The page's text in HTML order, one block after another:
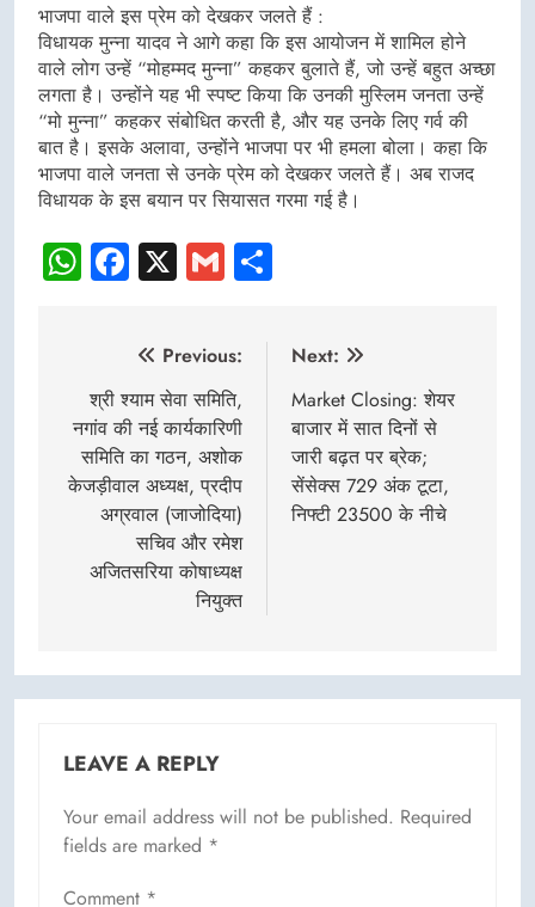
भाजपा वाले इस प्रेम को देखकर जलते हैं :
विधायक मुन्ना यादव ने आगे कहा कि इस आयोजन में शामिल होने
वाले लोग उन्हें “मोहम्मद मुन्ना” कहकर बुलाते हैं, जो उन्हें बहुत अच्छा
लगता है। उन्होंने यह भी स्पष्ट किया कि उनकी मुस्लिम जनता उन्हें
“मो मुन्ना” कहकर संबोधित करती है, और यह उनके लिए गर्व की
बात है। इसके अलावा, उन्होंने भाजपा पर भी हमला बोला। कहा कि
भाजपा वाले जनता से उनके प्रेम को देखकर जलते हैं। अब राजद
विधायक के इस बयान पर सियासत गरमा गई है।
WhatsApp
Facebook
X Gmail
navigation
Previous:
श्री श्याम सेवा समिति,
नगांव की नई कार्यकारिणी
समिति का गठन, अशोक
केजड़ीवाल अध्यक्ष, प्रदीप
अग्रवाल (जाजोदिया)
सचिव और रमेश
अजितसरिया कोषाध्यक्ष
नियुक्त
Next:
Market Closing: शेयर
बाजार में सात दिनों से
जारी बढ़त पर ब्रेक;
सेंसेक्स 729 अंक टूटा,
निफ्टी 23500 के नीचे
LEAVE A REPLY
Your email address will not be published. Required
fields are marked *
Comment *